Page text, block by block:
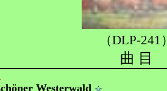
（DLP-241）
曲 目
Westerwald ☆